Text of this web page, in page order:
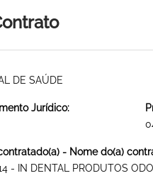
DE SAÚDE
Jurídico:
- Nome do(a)
- IN DENTAL PRODUTOS